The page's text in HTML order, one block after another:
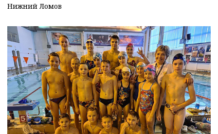
Нижний Ломов